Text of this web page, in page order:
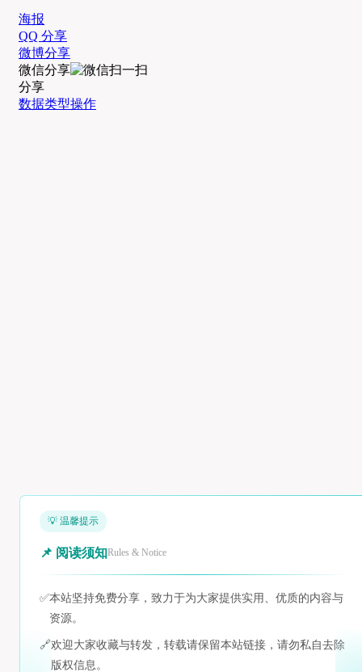
海报
QQ 分享
微博分享
微信分享
分享
数据类型操作
💡 温馨提示
📌 阅读须知Rules & Notice
✅本站坚持免费分享，致力于为大家提供实用、优质的内容与
资源。
🔗欢迎大家收藏与转发，转载请保留本站链接，请勿私自去除
版权信息。